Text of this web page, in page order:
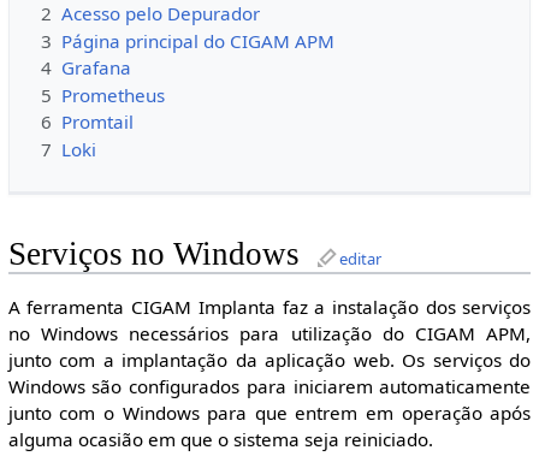
2 Acesso pelo Depurador
3 Página principal do CIGAM APM
4 Grafana
5 Prometheus
6 Promtail
7 Loki
Serviços no Windows editar
A ferramenta CIGAM Implanta faz a instalação dos serviços
no Windows necessários para utilização do CIGAM APM,
junto com a implantação da aplicação web. Os serviços do
Windows são configurados para iniciarem automaticamente
junto com o Windows para que entrem em operação após
alguma ocasião em que o sistema seja reiniciado.